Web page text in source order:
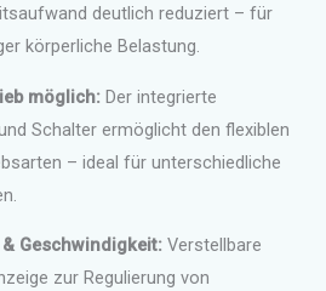
deutlich reduziert – für
körperliche Belastung.
möglich: Der integrierte
Schalter ermöglicht den flexiblen
– ideal für unterschiedliche
Geschwindigkeit: Verstellbare
zur Regulierung von